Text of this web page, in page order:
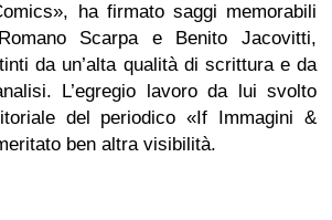
ha firmato saggi memorabili
Scarpa e Benito Jacovitti,
da un’alta qualità di scrittura e da
L’egregio lavoro da lui svolto
del periodico «If Immagini &
ben altra visibilità.